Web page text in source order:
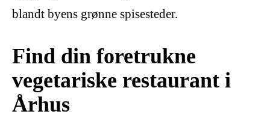
blandt byens grønne spisesteder.
Find din foretrukne
vegetariske restaurant i
Århus